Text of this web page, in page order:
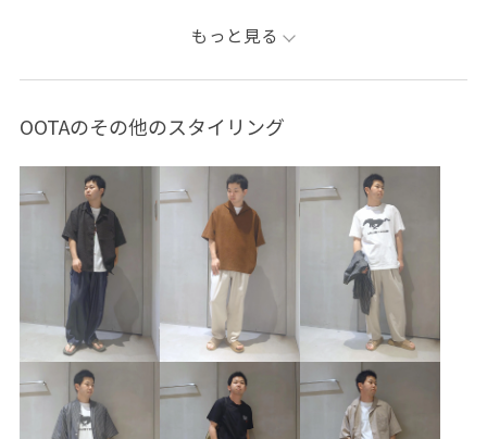
オーバーサイズ
ドルマンスリーブ
ワイドパンツ 上品 伸縮性 天竺 快適
快適な着心地 肌離れが良い
もっと見る
OOTAのその他のスタイリング